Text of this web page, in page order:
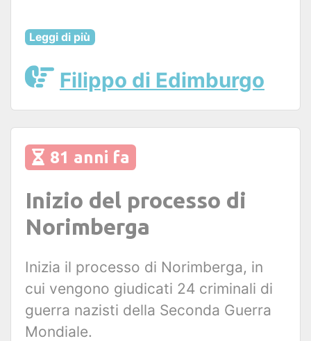
Leggi di più
Filippo di Edimburgo
81 anni fa
Inizio del processo di
Norimberga
Inizia il processo di Norimberga, in
cui vengono giudicati 24 criminali di
guerra nazisti della Seconda Guerra
Mondiale.